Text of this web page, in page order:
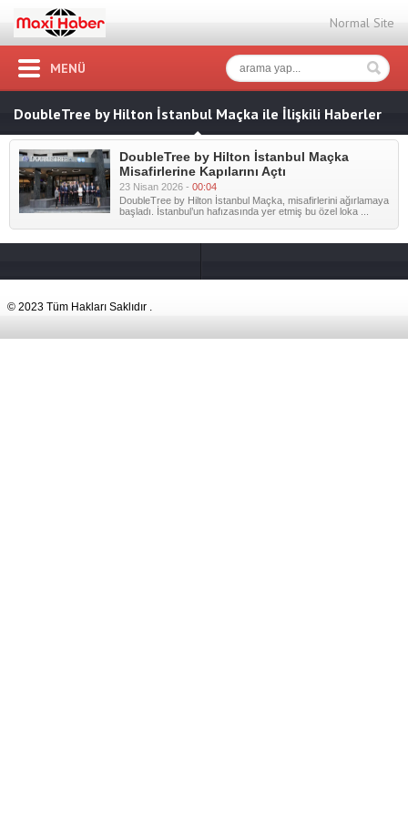
Normal Site
MENÜ
DoubleTree by Hilton İstanbul Maçka ile İlişkili Haberler
DoubleTree by Hilton İstanbul Maçka
Misafirlerine Kapılarını Açtı
23 Nisan 2026 - 00:04
DoubleTree by Hilton İstanbul Maçka, misafirlerini ağırlamaya
başladı. İstanbul’un hafızasında yer etmiş bu özel loka ...
© 2023 Tüm Hakları Saklıdır .